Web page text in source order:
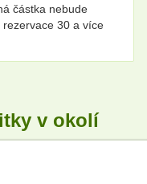
částka nebude
30 a více
v okolí